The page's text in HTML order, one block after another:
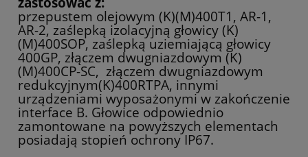
przepustem olejowym (K)(M)400T1, AR-1,
AR-2, zaślepką izolacyjną głowicy (K)
(M)400SOP, zaślepką uziemiającą głowicy
400GP, złączem dwugniazdowym (K)
(M)400CP-SC, złączem dwugniazdowym
redukcyjnym(K)400RTPA, innymi
urządzeniami wyposażonymi w zakończenie
interface B. Głowice odpowiednio
zamontowane na powyższych elementach
posiadają stopień ochrony IP67.